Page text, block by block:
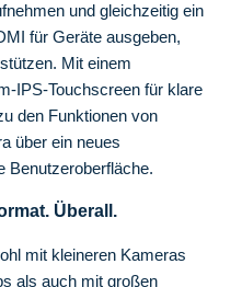
und gleichzeitig ein
für Geräte ausgeben,
Mit einem
IPS-Touchscreen für klare
den Funktionen von
über ein neues
Benutzeroberfläche.
Überall.
mit kleineren Kameras
als auch mit großen